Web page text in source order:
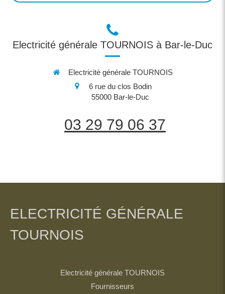
Electricité générale TOURNOIS à Bar-le-Duc
Electricité générale TOURNOIS
6 rue du clos Bodin
55000 Bar-le-Duc
03 29 79 06 37
ELECTRICITÉ GÉNÉRALE
TOURNOIS
Electricité générale TOURNOIS
Fournisseurs